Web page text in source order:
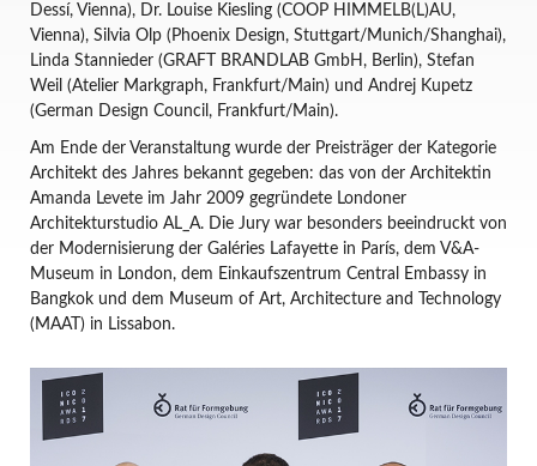
Dessí, Vienna), Dr. Louise Kiesling (COOP HIMMELB(L)AU,
Vienna), Silvia Olp (Phoenix Design, Stuttgart/Munich/Shanghai),
Linda Stannieder (GRAFT BRANDLAB GmbH, Berlin), Stefan
Weil (Atelier Markgraph, Frankfurt/Main) und Andrej Kupetz
(German Design Council, Frankfurt/Main).
Am Ende der Veranstaltung wurde der Preisträger der Kategorie
Architekt des Jahres bekannt gegeben: das von der Architektin
Amanda Levete im Jahr 2009 gegründete Londoner
Architekturstudio AL_A. Die Jury war besonders beeindruckt von
der Modernisierung der Galéries Lafayette in París, dem V&A-
Museum in London, dem Einkaufszentrum Central Embassy in
Bangkok und dem Museum of Art, Architecture and Technology
(MAAT) in Lissabon.